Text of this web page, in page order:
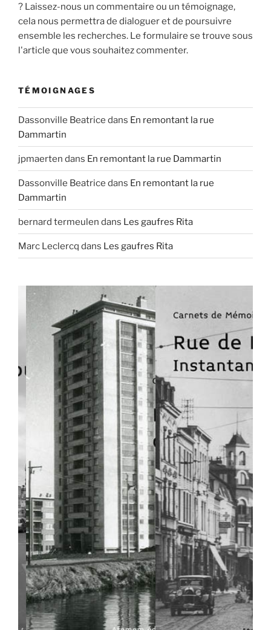
? Laissez-nous un commentaire ou un témoignage,
cela nous permettra de dialoguer et de poursuivre
ensemble les recherches. Le formulaire se trouve sous
l'article que vous souhaitez commenter.
TÉMOIGNAGES
Dassonville Beatrice dans En remontant la rue
Dammartin
jpmaerten dans En remontant la rue Dammartin
Dassonville Beatrice dans En remontant la rue
Dammartin
bernard termeulen dans Les gaufres Rita
Marc Leclercq dans Les gaufres Rita